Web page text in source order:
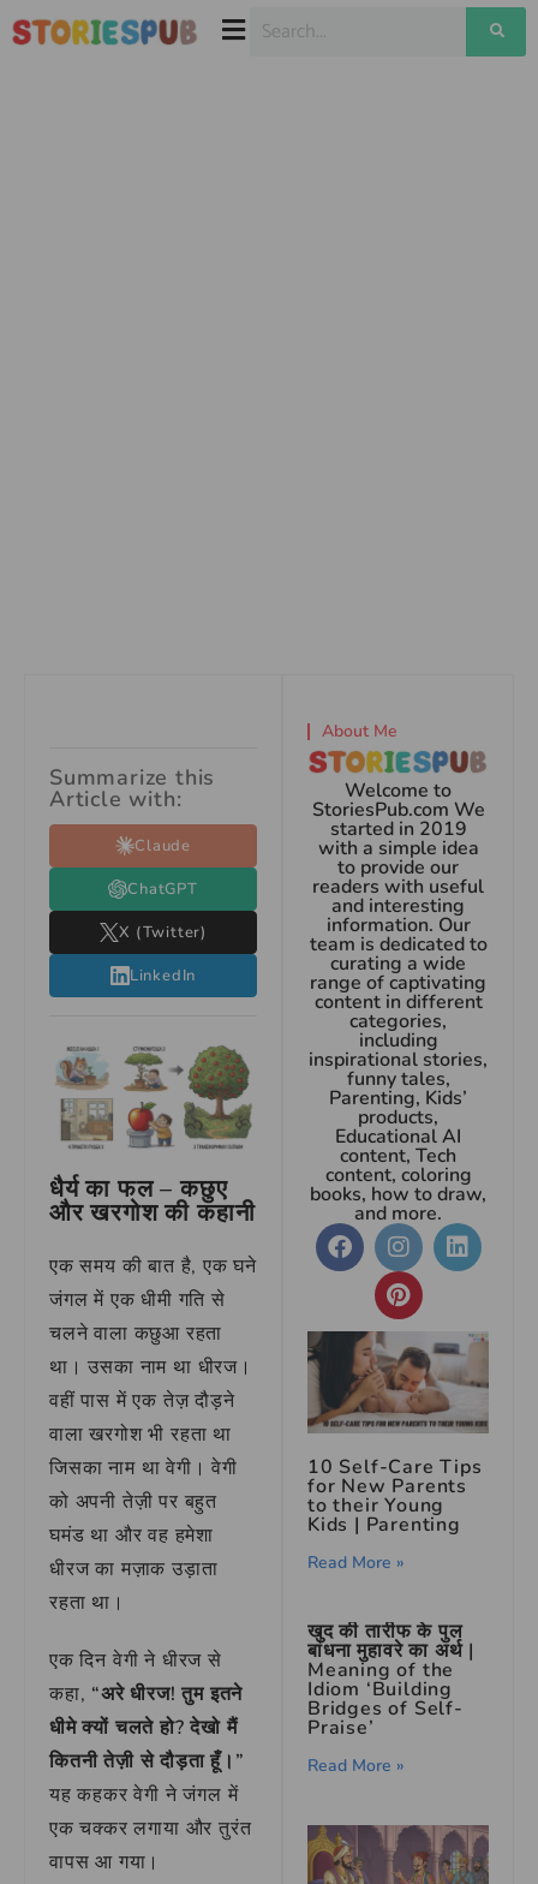
Summarize this
Article with:
Claude
ChatGPT
X (Twitter)
LinkedIn
धैर्य का फल – कछुए
और खरगोश की कहानी
एक समय की बात है, एक घने
जंगल में एक धीमी गति से
चलने वाला कछुआ रहता
था। उसका नाम था धीरज।
वहीं पास में एक तेज़ दौड़ने
वाला खरगोश भी रहता था
जिसका नाम था वेगी। वेगी
को अपनी तेज़ी पर बहुत
घमंड था और वह हमेशा
धीरज का मज़ाक उड़ाता
रहता था।
एक दिन वेगी ने धीरज से
कहा, “अरे धीरज! तुम इतने
धीमे क्यों चलते हो? देखो मैं
कितनी तेज़ी से दौड़ता हूँ।”
यह कहकर वेगी ने जंगल में
एक चक्कर लगाया और तुरंत
वापस आ गया।
About Me
Welcome to
StoriesPub.com We
started in 2019
with a simple idea
to provide our
readers with useful
and interesting
information. Our
team is dedicated to
curating a wide
range of captivating
content in different
categories,
including
inspirational stories,
funny tales,
Parenting, Kids’
products,
Educational AI
content, Tech
content, coloring
books, how to draw,
and more.
10 Self-Care Tips
for New Parents
to their Young
Kids | Parenting
Read More »
खुद की तारीफ के पुल
बांधना मुहावरे का अर्थ |
Meaning of the
Idiom ‘Building
Bridges of Self-
Praise’
Read More »